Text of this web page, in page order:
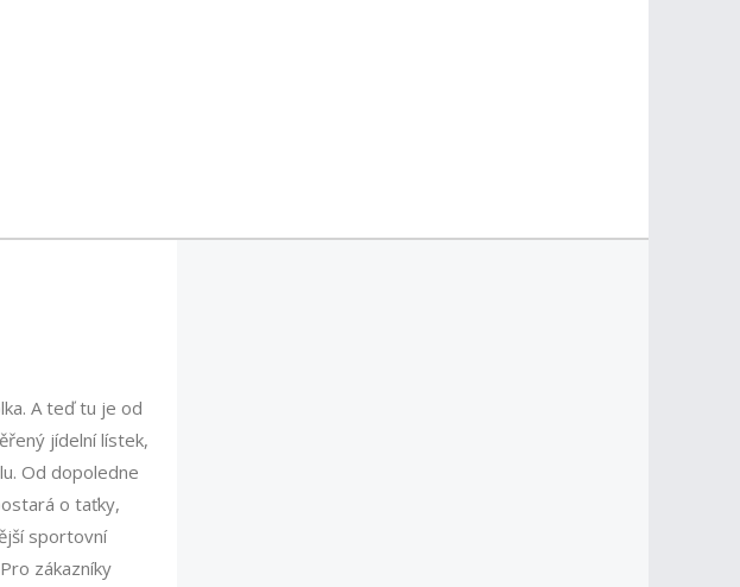
A teď tu je od
jídelní lístek,
Od dopoledne
o taťky,
sportovní
zákazníky